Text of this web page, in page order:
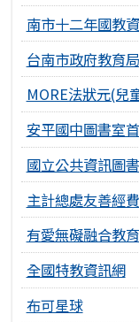
南市十二年國教
台南市政府教育局
MORE法狀元(兒
安平國中圖書室
國立公共資訊圖
主計總處友善經
有愛無礙融合教
全國特教資訊網
布可星球